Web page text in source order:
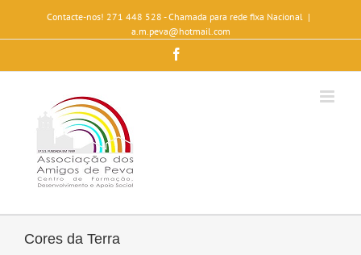
Contacte-nos! 271 448 528 - Chamada para rede fixa Nacional |
a.m.peva@hotmail.com
Cores da Terra